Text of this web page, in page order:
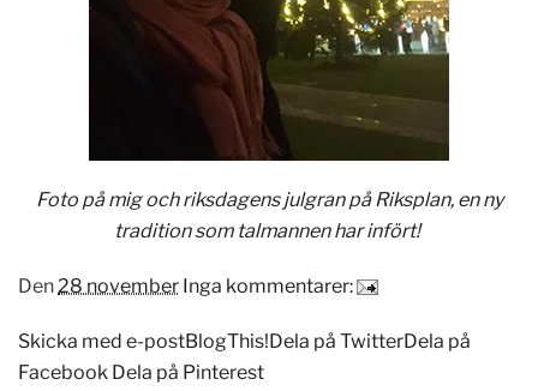
Foto på mig och riksdagens julgran på Riksplan, en ny
tradition som talmannen har infört!
Den28 november Inga kommentarer:
Skicka med e-postBlogThis!Dela på TwitterDela på
Facebook Dela på Pinterest